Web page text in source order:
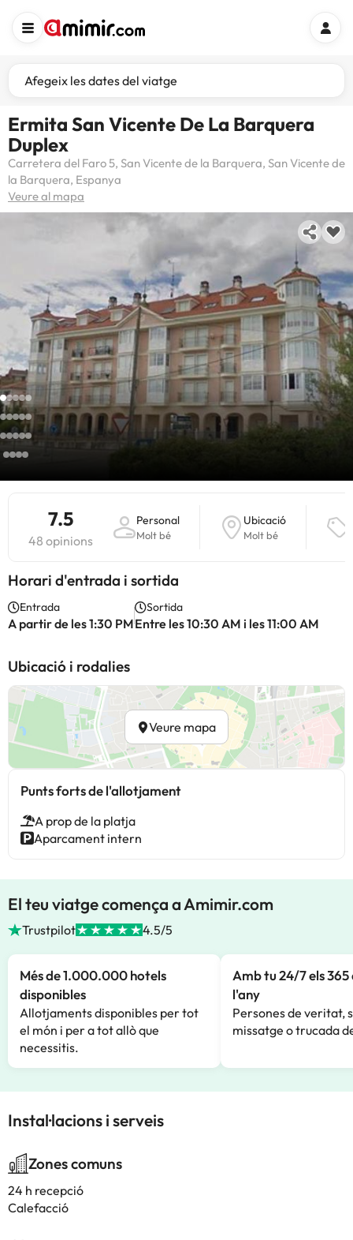
Afegeix les dates del viatge
Ermita San Vicente De La Barquera
Duplex
Carretera del Faro 5, San Vicente de la Barquera, San Vicente de
la Barquera, Espanya
Veure al mapa
7.5
48 opinions
Personal
Molt bé
Ubicació
Molt bé
Horari d'entrada i sortida
Entrada
A partir de les 1:30 PM
Sortida
Entre les 10:30 AM i les 11:00 AM
Ubicació i rodalies
Veure mapa
Punts forts de l'allotjament
A prop de la platja
Aparcament intern
El teu viatge comença a Amimir.com
Trustpilot 4.5/5
Més de 1.000.000 hotels
disponibles
Allotjaments disponibles per tot
el món i per a tot allò que
necessitis.
Amb tu 24/7 els 365
l'any
Persones de veritat,
missatge o trucada
Instal·lacions i serveis
Zones comuns
24 h recepció
Calefacció